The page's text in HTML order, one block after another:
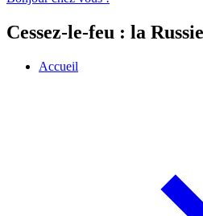
Cessez-le-feu : la
Accueil